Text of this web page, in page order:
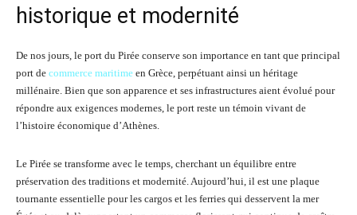
historique et modernité
De nos jours, le port du Pirée conserve son importance en tant que principal
port de commerce maritime en Grèce, perpétuant ainsi un héritage
millénaire. Bien que son apparence et ses infrastructures aient évolué pour
répondre aux exigences modernes, le port reste un témoin vivant de
l’histoire économique d’Athènes.
Le Pirée se transforme avec le temps, cherchant un équilibre entre
préservation des traditions et modernité. Aujourd’hui, il est une plaque
tournante essentielle pour les cargos et les ferries qui desservent la mer